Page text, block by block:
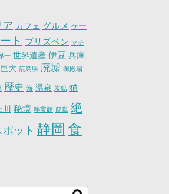
ア カフェ グルメ ケー
ト ブリズベン マチ
一 世界遺産 伊豆 兵庫
巨大 広島県 廃墟 御殿場
歴史 海 温泉 炭鉱 猫
川 秘境 秘宝館 簡単 絶
ット 静岡 食